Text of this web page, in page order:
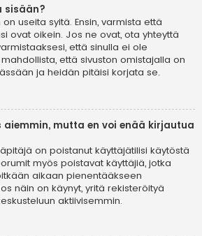
sisään?
useita syitä. Ensin, varmista että
ovat oikein. Jos ne ovat, ota yhteyttä
että sinulla ei ole
että sivuston omistajalla on
ja heidän pitäisi korjata se.
aiemmin, mutta en voi enää kirjautua
on poistanut käyttäjätilisi käytöstä
myös poistavat käyttäjiä, jotka
aikaan pienentääkseen
näin on käynyt, yritä rekisteröityä
aktiivisemmin.